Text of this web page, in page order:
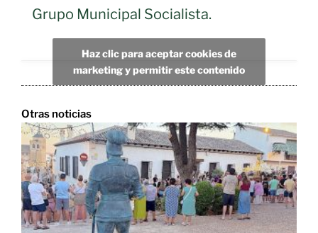
Grupo Municipal Socialista.
Haz clic para aceptar cookies de
marketing y permitir este contenido
Otras noticias